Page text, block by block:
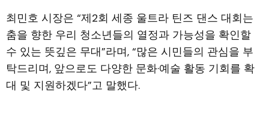
최민호 시장은 “제2회 세종 울트라 틴즈 댄스 대회는
춤을 향한 우리 청소년들의 열정과 가능성을 확인할
수 있는 뜻깊은 무대”라며, “많은 시민들의 관심을 부
탁드리며, 앞으로도 다양한 문화·예술 활동 기회를 확
대 및 지원하겠다”고 말했다.